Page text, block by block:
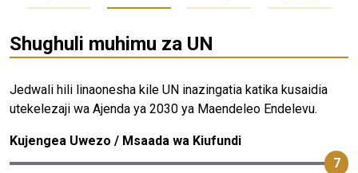
Shughuli muhimu za UN
Jedwali hili linaonesha kile UN inazingatia katika kusaidia
utekelezaji wa Ajenda ya 2030 ya Maendeleo Endelevu.
Kujengea Uwezo / Msaada wa Kiufundi
7